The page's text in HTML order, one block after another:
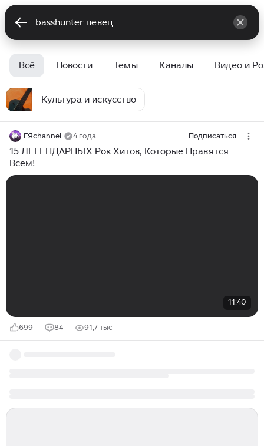
Всё Новости Темы Каналы Видео и
Культура и искусство
FЯchannel 4 года Подписаться
15 ЛЕГЕНДАРНЫХ Рок Хитов, Которые Нравятся
Всем!
11:40
699 84 91,7 тыс